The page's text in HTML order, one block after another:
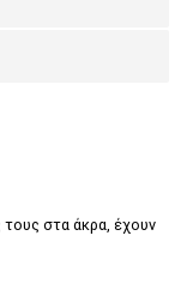
στα άκρα, έχουν